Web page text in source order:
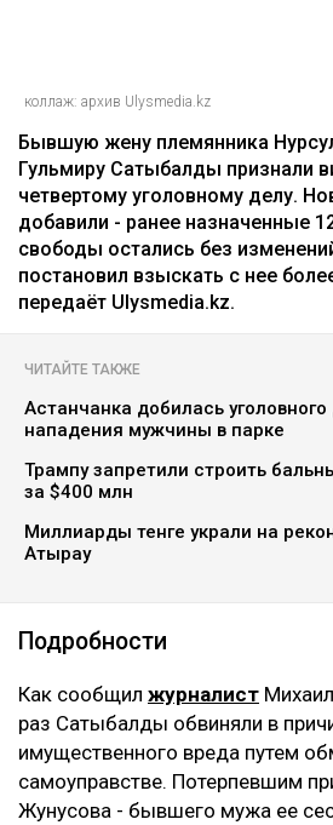
коллаж: архив Ulysmedia.kz
Бывшую жену племянника
Гульмиру Сатыбалды признали
четвертому уголовному делу.
добавили - ранее назначенные
свободы остались без
постановил взыскать с нее
передаёт Ulysmedia.kz.
ЧИТАЙТЕ ТАКЖЕ
Астанчанка добилась
нападения мужчины в парке
Трампу запретили строить
за $400 млн
Миллиарды тенге украли на
Атырау
Подробности
Как сообщил журналист
раз Сатыбалды обвиняли в
имущественного вреда путем
самоуправстве. Потерпевшим
Жунусова - бывшего мужа ее